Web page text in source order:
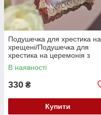
Подушечка для хрестика на
хрещені/Подушечка для
хрестика на церемонія з
вишивкою
В наявності
330 ₴
Купити